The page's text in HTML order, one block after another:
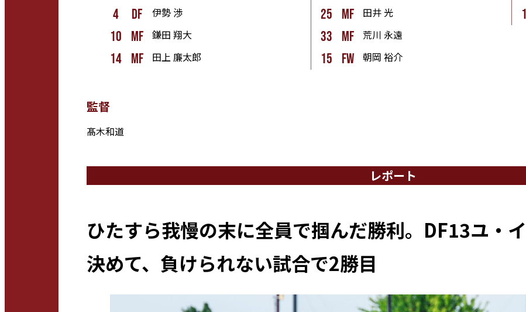
4 df 伊勢 渉
10 mf 鎌田 翔大
14 mf 田上 廉太郎
25 mf 田井 光
33 mf 荒川 永遠
15 fw 朝岡 裕介
監督
髙木和道
レポート
ひたすら我慢の末に全員で掴んだ勝利。DF13ユ・
決めて、負けられない試合で2勝目